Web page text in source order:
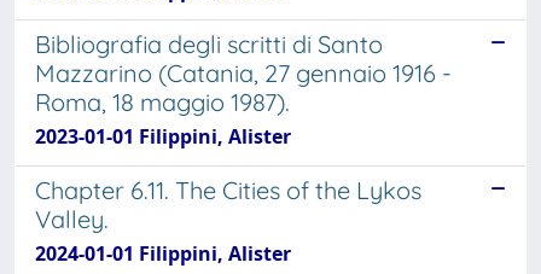
Bibliografia degli scritti di Santo
Mazzarino (Catania, 27 gennaio 1916 -
Roma, 18 maggio 1987).
2023-01-01 Filippini, Alister
Chapter 6.11. The Cities of the Lykos
Valley.
2024-01-01 Filippini, Alister